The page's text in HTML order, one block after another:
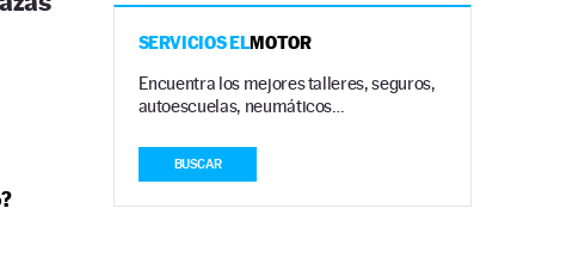
SERVICIOS ELMOTOR
Encuentra los mejores talleres, seguros,
autoescuelas, neumáticos…
BUSCAR